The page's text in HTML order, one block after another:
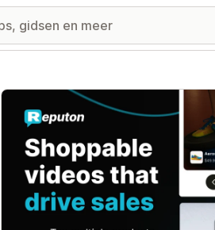
Galerij met uitgelichte afbeeldingen